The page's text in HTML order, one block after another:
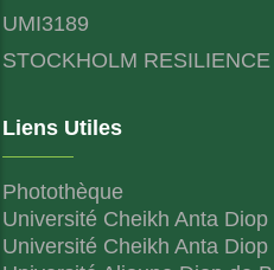
UMI3189
STOCKHOLM
Liens Utiles
Photothèque
Université Cheikh Anta Diop
Université Cheikh Anta Diop